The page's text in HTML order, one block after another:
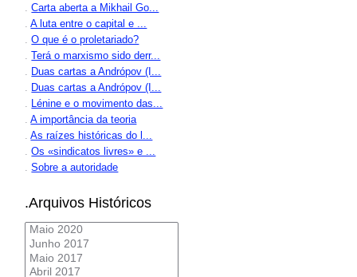
.Carta aberta a Mikhail Go...
.A luta entre o capital e ...
.O que é o proletariado?
.Terá o marxismo sido derr...
Duas cartas a Andrópov (I...
Duas cartas a Andrópov (I...
Lénine e o movimento das...
.A importância da teoria
.As raízes históricas do l...
.Os «sindicatos livres» e ...
.Sobre a autoridade
.Arquivos Históricos